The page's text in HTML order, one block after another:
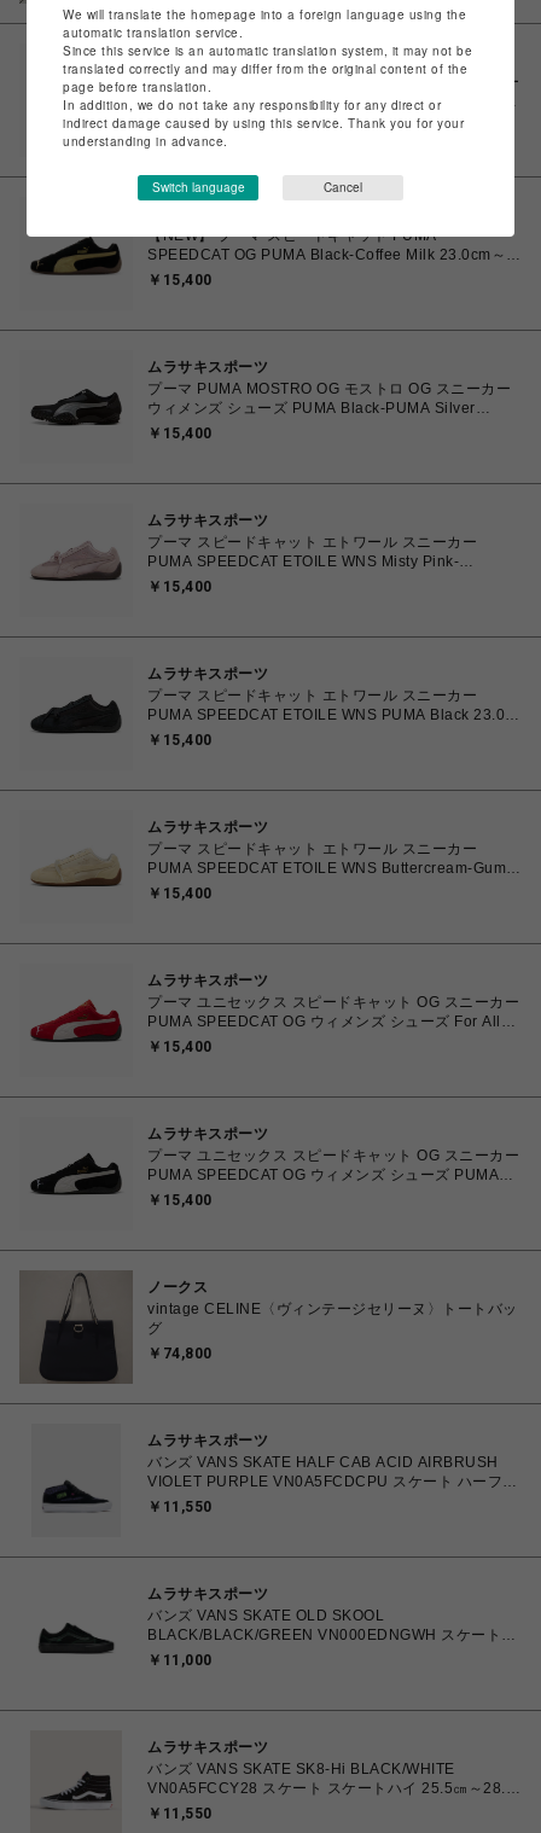
ムラサキスポーツ
プーマ ユニセックス スピードキャット OG スニーカー
PUMA SPEEDCAT OG ウィメンズ シューズ Whisp Of
Pink-PUMA White 23.0cm～25.0cm 398846_04
4067982462857 【送料無料 北海道/沖縄/離島を除
￥15,400
【NEW】 プーマ スピードキャット PUMA
SPEEDCAT OG PUMA Black-Coffee Milk 23.0cm～
25.0cm 398846-91 4069162801821 【送料無料 北海
￥15,400
ムラサキスポーツ
プーマ PUMA MOSTRO OG モストロ OG スニーカー
ウィメンズ シューズ PUMA Black-PUMA Silver
23.0cm～25.0㎝ 397330_17 4069157788854 【送料
￥15,400
ムラサキスポーツ
プーマ スピードキャット エトワール スニーカー
PUMA SPEEDCAT ETOILE WNS Misty Pink-
Chocolate Fondue 23.0cm～25.0㎝ 407673_03
￥15,400
ムラサキスポーツ
プーマ スピードキャット エトワール スニーカー
PUMA SPEEDCAT ETOILE WNS PUMA Black 23.0㎝
～25.0㎝ 407673_02 4070032779683 【送料無料 北
￥15,400
ムラサキスポーツ
プーマ スピードキャット エトワール スニーカー
PUMA SPEEDCAT ETOILE WNS Buttercream-Gum
23.0㎝～25.0㎝ 407673_01 4070032772097 【送料
￥15,400
ムラサキスポーツ
プーマ ユニセックス スピードキャット OG スニーカー
PUMA SPEEDCAT OG ウィメンズ シューズ For All
Time Red-PUMA White 23.0cm～25.0cm 398846_02
￥15,400
ムラサキスポーツ
プーマ ユニセックス スピードキャット OG スニーカー
PUMA SPEEDCAT OG ウィメンズ シューズ PUMA
Black-PUMA White 23.0cm～25.0cm 398846_01
￥15,400
ノークス
vintage CELINE〈ヴィンテージセリーヌ〉トートバッ
グ
￥74,800
ムラサキスポーツ
バンズ VANS SKATE HALF CAB ACID AIRBRUSH
VIOLET PURPLE VN0A5FCDCPU スケート ハーフキ
ャブ 26.0cm～28.0㎝ スニーカー メンズ シューズ
￥11,550
ムラサキスポーツ
バンズ VANS SKATE OLD SKOOL
BLACK/BLACK/GREEN VN000EDNGWH スケートオ
ールドスクール 26.0cm～28.0㎝ スニーカー メンズ シ
￥11,000
ムラサキスポーツ
バンズ VANS SKATE SK8-Hi BLACK/WHITE
VN0A5FCCY28 スケート スケートハイ 25.5㎝～28.0
㎝ スニーカー メンズ シューズ 0194905568090 【送
￥11,550
We will translate the homepage into a foreign language using the
automatic translation service.
Since this service is an automatic translation system, it may not be
translated correctly and may differ from the original content of the
page before translation.
In addition, we do not take any responsibility for any direct or
indirect damage caused by using this service. Thank you for your
understanding in advance.
Switch language Cancel